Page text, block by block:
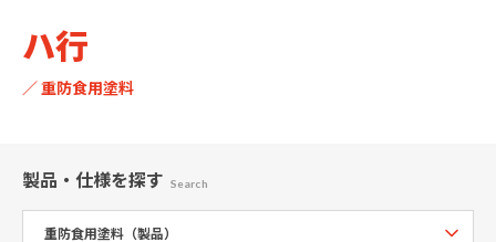
ハ行
／ 重防食用塗料
製品・仕様を探す Search